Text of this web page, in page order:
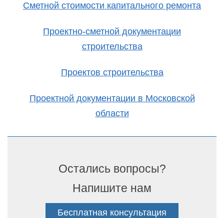
Сметной стоимости капитального ремонта
Проектно-сметной документации
строительства
Проектов строительства
Проектной документации в Московской
области
Остались вопросы?
Напишите нам
Бесплатная консультация